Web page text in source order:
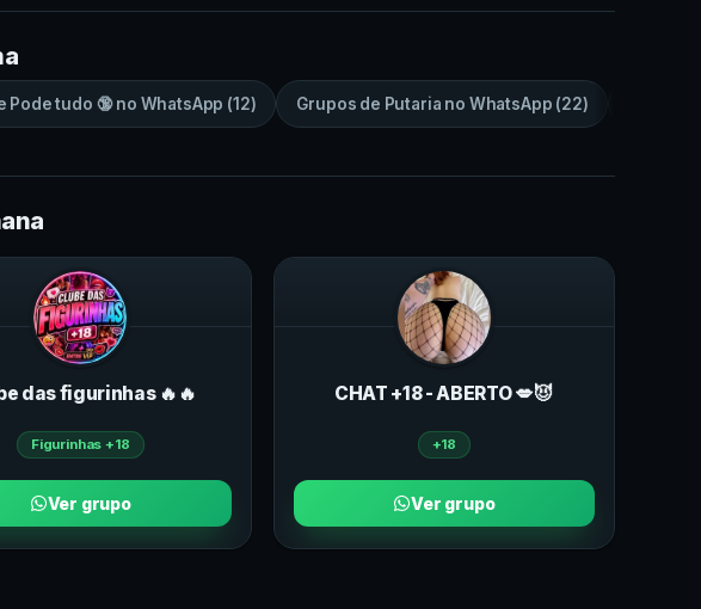
Pode tudo 🔞no WhatsApp (12) Grupos de Putaria no WhatsApp (22)
das figurinhas 🔥🔥
Figurinhas +18
Ver grupo
CHAT +18 - ABERTO 💋😈
+18
Ver grupo